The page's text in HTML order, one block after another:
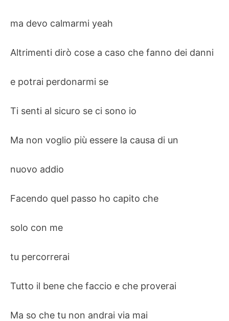
ma devo calmarmi yeah
Altrimenti dirò cose a caso che fanno dei danni
e potrai perdonarmi se
Ti senti al sicuro se ci sono io
Ma non voglio più essere la causa di un
nuovo addio
Facendo quel passo ho capito che
solo con me
tu percorrerai
Tutto il bene che faccio e che proverai
Ma so che tu non andrai via mai